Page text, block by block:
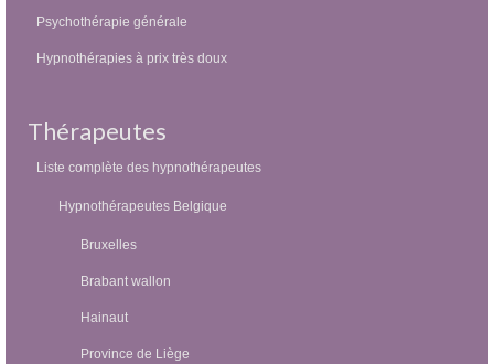
Psychothérapie générale
Hypnothérapies à prix très doux
Thérapeutes
Liste complète des hypnothérapeutes
Hypnothérapeutes Belgique
Bruxelles
Brabant wallon
Hainaut
Province de Liège